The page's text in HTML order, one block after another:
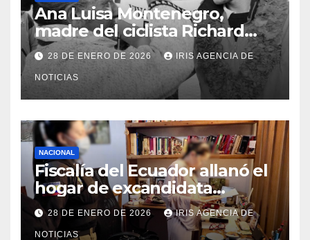
Ana Luisa Montenegro,
madre del ciclista Richard
Carapaz falleció en Tulcán, a
los 73 años
28 DE ENERO DE 2026 IRIS AGENCIA DE
NOTICIAS
NACIONAL
Fiscalía del Ecuador allanó el
hogar de excandidata
presidencial vinculada al caso
Caja Chica
28 DE ENERO DE 2026 IRIS AGENCIA DE
NOTICIAS